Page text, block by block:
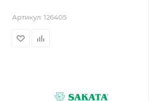
Артикул: 126405